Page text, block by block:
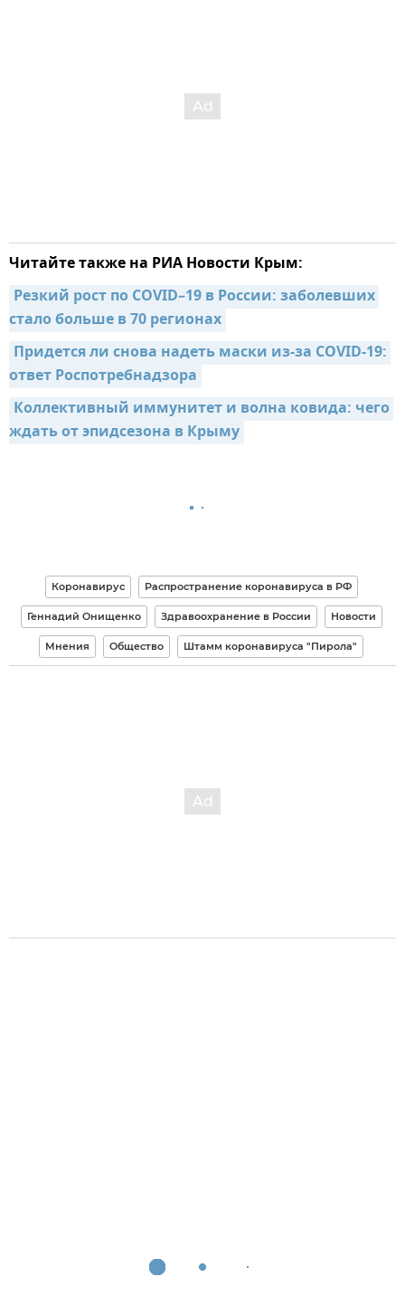
Читайте также на РИА Новости Крым:
Резкий рост по COVID–19 в России: заболевших
стало больше в 70 регионах
Придется ли снова надеть маски из-за COVID-19:
ответ Роспотребнадзора
Коллективный иммунитет и волна ковида: чего
ждать от эпидсезона в Крыму
Коронавирус Распространение коронавируса в РФ
Геннадий Онищенко Здравоохранение в России Новости
Мнения Общество Штамм коронавируса "Пирола"